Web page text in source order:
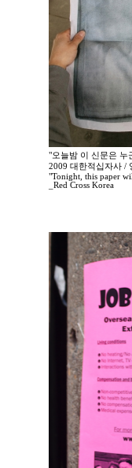
"오늘밤 이 신문은 누
2009 대한적십자사 /
"Tonight, this paper
_Red Cross Korea